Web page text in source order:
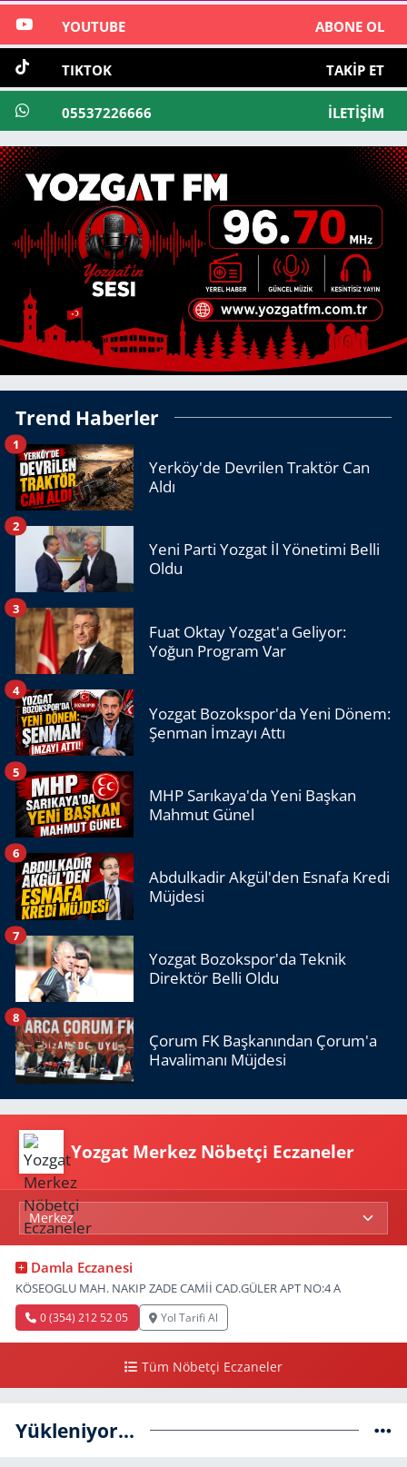
YOUTUBE ABONE OL
TIKTOK TAKIP ET
05537226666 İLETIŞIM
Trend Haberler
Yerköy'de Devrilen Traktör Can
Aldı
1
Yeni Parti Yozgat İl Yönetimi Belli
Oldu
2
Fuat Oktay Yozgat'a Geliyor:
Yoğun Program Var
3
Yozgat Bozokspor'da Yeni Dönem:
Şenman İmzayı Attı
4
MHP Sarıkaya'da Yeni Başkan
Mahmut Günel
5
Abdulkadir Akgül'den Esnafa Kredi
Müjdesi
6
Yozgat Bozokspor'da Teknik
Direktör Belli Oldu
7
Çorum FK Başkanından Çorum'a
Havalimanı Müjdesi
8
Yozgat Merkez Nöbetçi Eczaneler
Damla Eczanesi
KÖSEOGLU MAH. NAKIP ZADE CAMİİ CAD.GÜLER APT NO:4 A
0 (354) 212 52 05 Yol Tarifi Al
Tüm Nöbetçi Eczaneler
Yükleniyor...